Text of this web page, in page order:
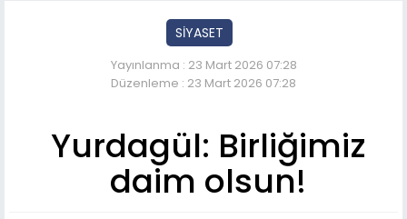
SİYASET
Yayınlanma : 23 Mart 2026 07:28
Düzenleme : 23 Mart 2026 07:28
Yurdagül: Birliğimiz
daim olsun!